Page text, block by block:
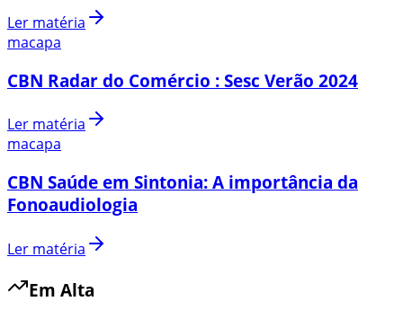
Ler matéria
macapa
CBN Radar do Comércio : Sesc Verão 2024
Ler matéria
macapa
CBN Saúde em Sintonia: A importância da
Fonoaudiologia
Ler matéria
Em Alta